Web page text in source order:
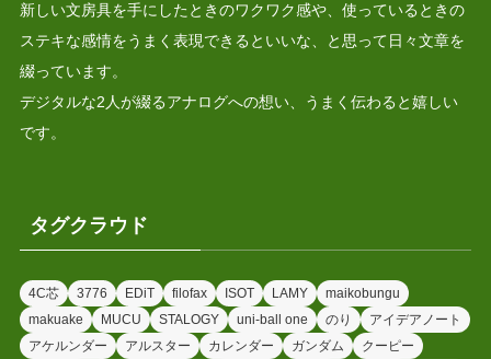
新しい文房具を手にしたときのワクワク感や、使っているときの
ステキな感情をうまく表現できるといいな、と思って日々文章を
綴っています。
デジタルな2人が綴るアナログへの想い、うまく伝わると嬉しい
です。
タグクラウド
4C芯 3776 EDiT filofax ISOT LAMY
maikobungu
makuake
MUCU STALOGY uni-ball one のり
アイデアノート
アケルンダー
アルスター カレンダー ガンダム
クーピー